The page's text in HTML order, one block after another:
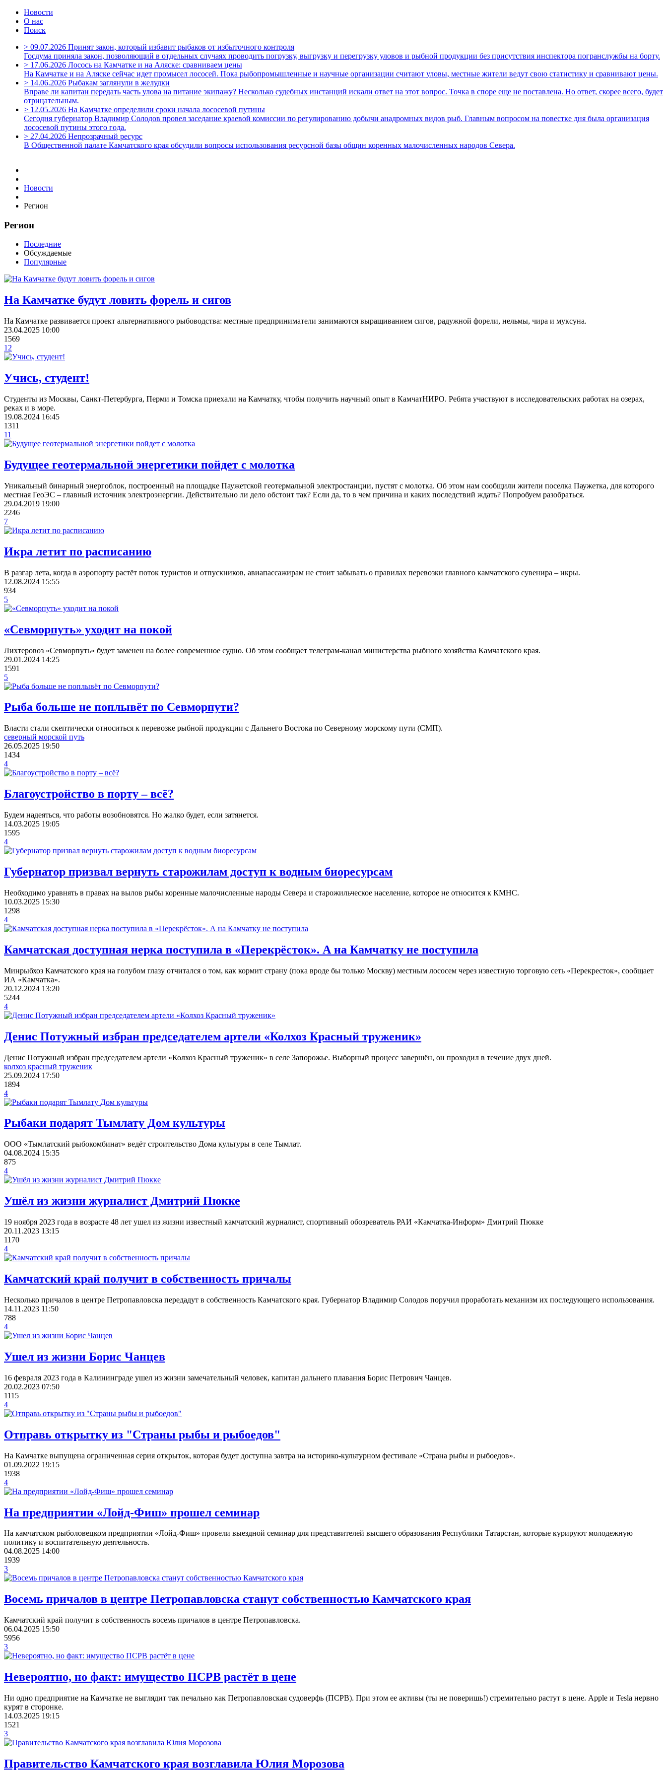
Новости
О нас
Поиск
> 09.07.2026 Принят закон, который избавит рыбаков от избыточного контроля
Госдума приняла закон, позволяющий в отдельных случаях проводить погрузку, выгрузку и перегрузку уловов и рыбной продукции без присутствия инспектора погранслужбы на борту.
> 17.06.2026 Лосось на Камчатке и на Аляске: сравниваем цены
На Камчатке и на Аляске сейчас идет промысел лососей. Пока рыбопромышленные и научные организации считают уловы, местные жители ведут свою статистику и сравнивают цены.
> 14.06.2026 Рыбакам заглянули в желудки
Вправе ли капитан передать часть улова на питание экипажу? Несколько судебных инстанций искали ответ на этот вопрос. Точка в споре еще не поставлена. Но ответ, скорее всего, будет
отрицательным.
> 12.05.2026 На Камчатке определили сроки начала лососевой путины
Сегодня губернатор Владимир Солодов провел заседание краевой комиссии по регулированию добычи анадромных видов рыб. Главным вопросом на повестке дня была организация
лососевой путины этого года.
> 27.04.2026 Непрозрачный ресурс
В Общественной палате Камчатского края обсудили вопросы использования ресурсной базы общин коренных малочисленных народов Севера.
Новости
Регион
Регион
Последние
Обсуждаемые
Популярные
На Камчатке будут ловить форель и сигов
На Камчатке развивается проект альтернативного рыбоводства: местные предприниматели занимаются выращиванием сигов, радужной форели, нельмы, чира и муксуна.
23.04.2025 10:00
1569
12
Учись, студент!
Студенты из Москвы, Санкт-Петербурга, Перми и Томска приехали на Камчатку, чтобы получить научный опыт в КамчатНИРО. Ребята участвуют в исследовательских работах на озерах,
реках и в море.
19.08.2024 16:45
1311
11
Будущее геотермальной энергетики пойдет с молотка
Уникальный бинарный энергоблок, построенный на площадке Паужетской геотермальной электростанции, пустят с молотка. Об этом нам сообщили жители поселка Паужетка, для которого
местная ГеоЭС – главный источник электроэнергии. Действительно ли дело обстоит так? Если да, то в чем причина и каких последствий ждать? Попробуем разобраться.
29.04.2019 19:00
2246
7
Икра летит по расписанию
В разгар лета, когда в аэропорту растёт поток туристов и отпускников, авиапассажирам не стоит забывать о правилах перевозки главного камчатского сувенира – икры.
12.08.2024 15:55
934
5
«Севморпуть» уходит на покой
Лихтеровоз «Севморпуть» будет заменен на более современное судно. Об этом сообщает телеграм-канал министерства рыбного хозяйства Камчатского края.
29.01.2024 14:25
1591
5
Рыба больше не поплывёт по Севморпути?
Власти стали скептически относиться к перевозке рыбной продукции с Дальнего Востока по Северному морскому пути (СМП).
северный морской путь
26.05.2025 19:50
1434
4
Благоустройство в порту – всё?
Будем надеяться, что работы возобновятся. Но жалко будет, если затянется.
14.03.2025 19:05
1595
4
Губернатор призвал вернуть старожилам доступ к водным биоресурсам
Необходимо уравнять в правах на вылов рыбы коренные малочисленные народы Севера и старожильческое население, которое не относится к КМНС.
10.03.2025 15:30
1298
4
Камчатская доступная нерка поступила в «Перекрёсток». А на Камчатку не поступила
Минрыбхоз Камчатского края на голубом глазу отчитался о том, как кормит страну (пока вроде бы только Москву) местным лососем через известную торговую сеть «Перекресток», сообщает
ИА «Камчатка».
20.12.2024 13:20
5244
4
Денис Потужный избран председателем артели «Колхоз Красный труженик»
Денис Потужный избран председателем артели «Колхоз Красный труженик» в селе Запорожье. Выборный процесс завершён, он проходил в течение двух дней.
колхоз красный труженик
25.09.2024 17:50
1894
4
Рыбаки подарят Тымлату Дом культуры
ООО «Тымлатский рыбокомбинат» ведёт строительство Дома культуры в селе Тымлат.
04.08.2024 15:35
875
4
Ушёл из жизни журналист Дмитрий Пюкке
19 ноября 2023 года в возрасте 48 лет ушел из жизни известный камчатский журналист, спортивный обозреватель РАИ «Камчатка-Информ» Дмитрий Пюкке
20.11.2023 13:15
1170
4
Камчатский край получит в собственность причалы
Несколько причалов в центре Петропавловска передадут в собственность Камчатского края. Губернатор Владимир Солодов поручил проработать механизм их последующего использования.
14.11.2023 11:50
788
4
Ушел из жизни Борис Чанцев
16 февраля 2023 года в Калининграде ушел из жизни замечательный человек, капитан дальнего плавания Борис Петрович Чанцев.
20.02.2023 07:50
1115
4
Отправь открытку из "Страны рыбы и рыбоедов"
На Камчатке выпущена ограниченная серия открыток, которая будет доступна завтра на историко-культурном фестивале «Страна рыбы и рыбоедов».
01.09.2022 19:15
1938
4
На предприятии «Лойд-Фиш» прошел семинар
На камчатском рыболовецком предприятии «Лойд-Фиш» провели выездной семинар для представителей высшего образования Республики Татарстан, которые курируют молодежную
политику и воспитательную деятельность.
04.08.2025 14:00
1939
3
Восемь причалов в центре Петропавловска станут собственностью Камчатского края
Камчатский край получит в собственность восемь причалов в центре Петропавловска.
06.04.2025 15:50
5956
3
Невероятно, но факт: имущество ПСРВ растёт в цене
Ни одно предприятие на Камчатке не выглядит так печально как Петропавловская судоверфь (ПСРВ). При этом ее активы (ты не поверишь!) стремительно растут в цене. Apple и Tesla нервно
курят в сторонке.
14.03.2025 19:15
1521
3
Правительство Камчатского края возглавила Юлия Морозова